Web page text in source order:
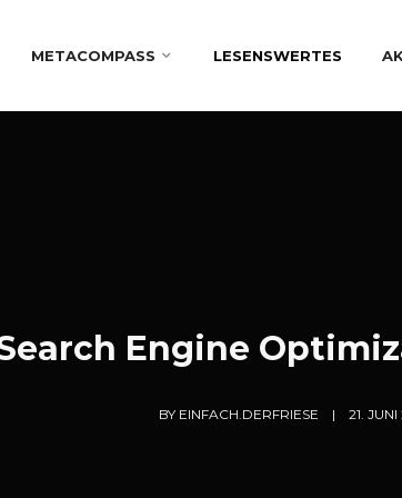
METACOMPASS LESENSWERTES
Engine
BY EINFACH.DERFRIESE 21.